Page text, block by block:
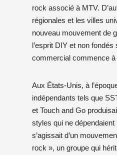
rock associé à MTV.
régionales et les villes
nouveau mouvement de
l’esprit DIY et non
commercial commence à
Aux États-Unis, à
indépendants tels que
et Touch and Go
styles qui ne dépendaient
s’agissait d’un
rock », un groupe qui